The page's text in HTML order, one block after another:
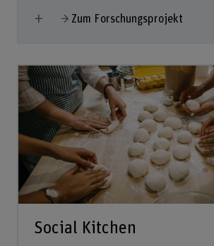
Mehr anzeigen
Zum Forschungsprojekt
Social Kitchen